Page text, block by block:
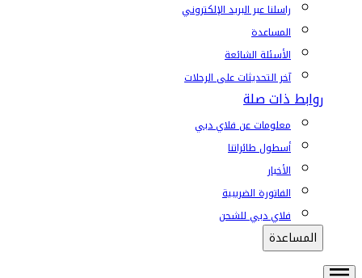
راسلنا عبر البريد الإلكتروني
المساعدة
الأسئلة الشائعة
آخر التحديثات على الرحلات
روابط ذات صلة
معلومات عن فلاي دبي
أسطول طائراتنا
الأخبار
الفاتورة الضريبية
فلاي دبي للشحن
المساعدة